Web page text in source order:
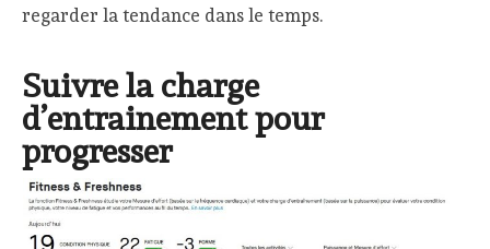
regarder la tendance dans le temps.
Suivre la charge
d’entrainement pour
progresser